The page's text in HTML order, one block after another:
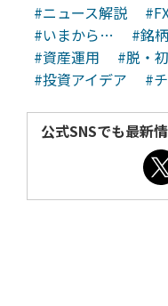
#ニュース解説
#いまから…
#銘
#資産運用
#脱・
#投資アイデア
#
公式SNSでも最新